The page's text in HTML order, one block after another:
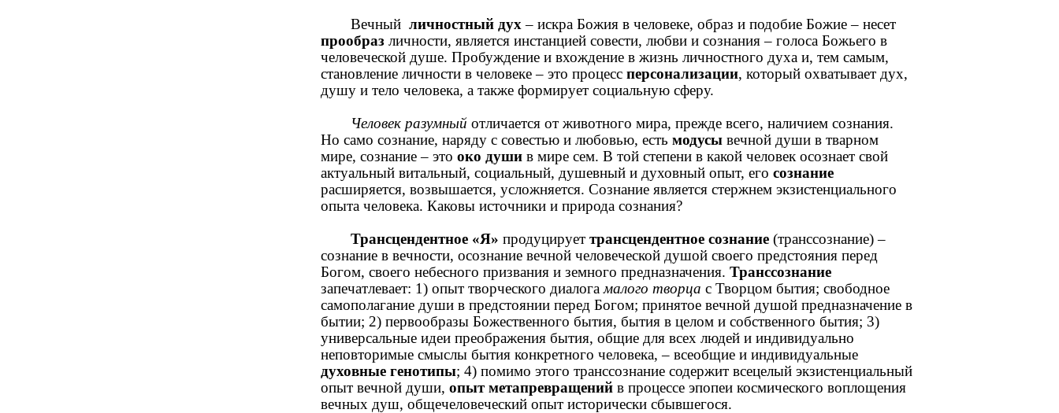
Вечный личностный дух – искра Божия в человеке, образ и подобие Божие – несет
прообраз личности, является инстанцией совести, любви и сознания – голоса Божьего в
человеческой душе. Пробуждение и вхождение в жизнь личностного духа и, тем самым,
становление личности в человеке – это процесс персонализации, который охватывает дух,
душу и тело человека, а также формирует социальную сферу.
Человек разумный отличается от животного мира, прежде всего, наличием сознания.
Но само сознание, наряду с совестью и любовью, есть модусы вечной души в тварном
мире, сознание – это око души в мире сем. В той степени в какой человек осознает свой
актуальный витальный, социальный, душевный и духовный опыт, его сознание
расширяется, возвышается, усложняется. Сознание является стержнем экзистенциального
опыта человека. Каковы источники и природа сознания?
Трансцендентное «Я» продуцирует трансцендентное сознание (транссознание) –
сознание в вечности, осознание вечной человеческой душой своего предстояния перед
Богом, своего небесного призвания и земного предназначения. Транссознание
запечатлевает: 1) опыт творческого диалогамалого творца с Творцом бытия; свободное
самополагание души в предстоянии перед Богом; принятое вечной душой предназначение в
бытии; 2) первообразы Божественного бытия, бытия в целом и собственного бытия; 3)
универсальные идеи преображения бытия, общие для всех людей и индивидуально
неповторимые смыслы бытия конкретного человека, – всеобщие и индивидуальные
духовные генотипы; 4) помимо этого транссознание содержит всецелый экзистенциальный
опыт вечной души, опыт метапревращений в процессе эпопеи космического воплощения
вечных душ, общечеловеческий опыт исторически сбывшегося.